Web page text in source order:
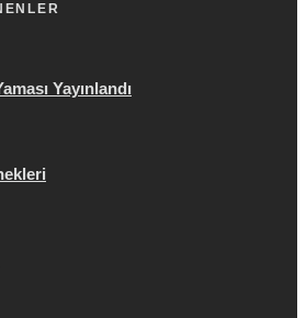
Yayınlandı